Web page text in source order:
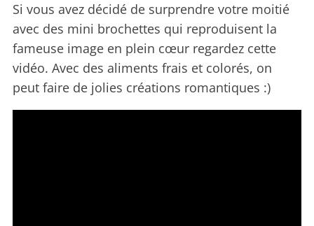
Si vous avez décidé de surprendre votre moitié
avec des mini brochettes qui reproduisent la
fameuse image en plein cœur regardez cette
vidéo. Avec des aliments frais et colorés, on
peut faire de jolies créations romantiques :)